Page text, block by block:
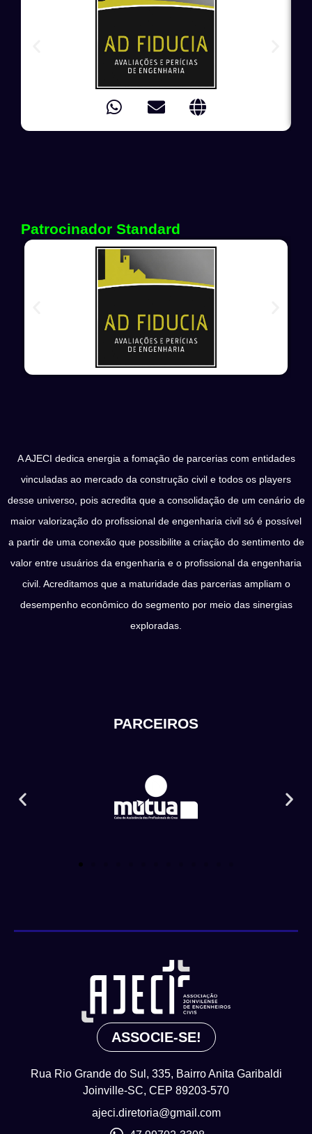
Patrocinador Standard
A AJECI dedica energia a fomação de parcerias com entidades
vinculadas ao mercado da construção civil e todos os players
desse universo, pois acredita que a consolidação de um cenário de
maior valorização do profissional de engenharia civil só é possível
a partir de uma conexão que possibilite a criação do sentimento de
valor entre usuários da engenharia e o profissional da engenharia
civil. Acreditamos que a maturidade das parcerias ampliam o
desempenho econômico do segmento por meio das sinergias
exploradas.
PARCEIROS
ASSOCIE-SE!
Rua Rio Grande do Sul, 335, Bairro Anita Garibaldi
Joinville-SC, CEP 89203-570
ajeci.diretoria@gmail.com